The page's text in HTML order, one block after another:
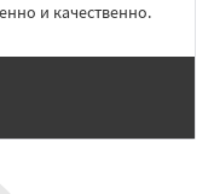
и качественно.